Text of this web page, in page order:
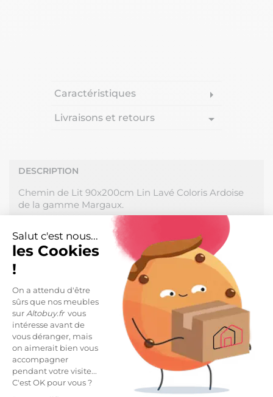
Salut c'est nous...
les Cookies
!
On a attendu d'être
sûrs que nos meubles
sur Altobuy.frvous
intéresse avant de
vous déranger, mais
on aimerait bien vous
accompagner
pendant votre visite...
C'est OK pour vous ?
Caractéristiques arrow_right
Livraisons et retours arrow_drop_down
DESCRIPTION
Chemin de Lit 90x200cm Lin Lavé Coloris Ardoise
de la gamme Margaux.
Un indémodable pour prévenir le froid et habiller
élégamment votre lit... mais aussi vos banquettes et
canapés ! Une conception en lin de qualité
premium aux nombreuses vertus et au toucher
souple qui se bonifie au fil des lavages.
Naturellement froissé, plus besoin de repasser !
Fabrication 100% Lin, densité 160 g/m2. Garnissage
100% Polyester. Capitonnage léger. Finition avec
nouettes en jute aux 4 coins. Produit certifié OEKO-
TEX.
Dimensions : 90 x 200cm.